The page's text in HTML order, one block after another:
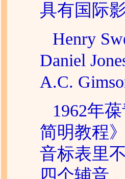
具有国际
Henry
Daniel
A.C.
1962年
简明教程
音标表里
四个辅音